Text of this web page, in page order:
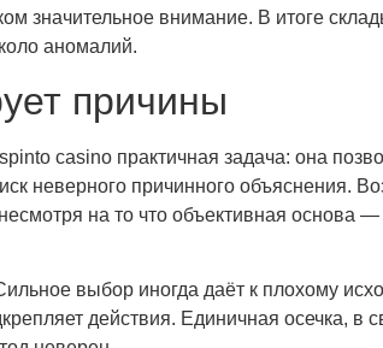
значительное внимание. В итоге
аномалий.
причины
casino практичная задача: она
неверного причинного объяснения.
на то что объективная основа —
выбор иногда даёт к плохому
действия. Единичная осечка, в